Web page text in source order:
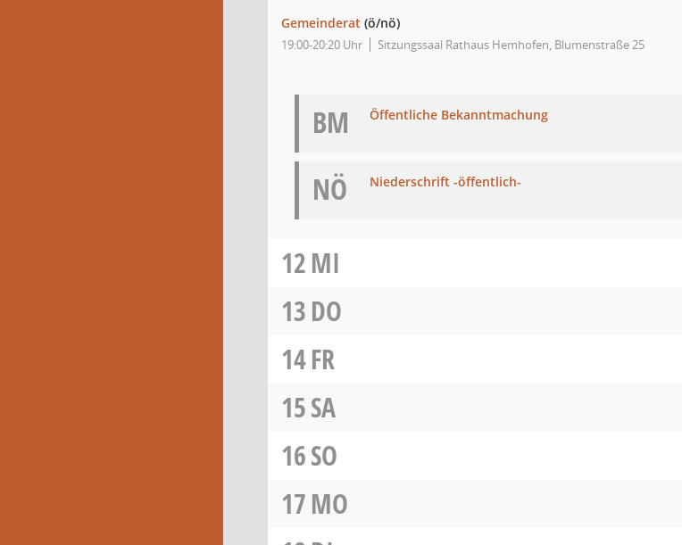
Gemeinderat (ö/nö)
19:00-20:20 Uhr Sitzungssaal Rathaus Hemhofen, Blumenstraße 25
BM Öffentliche Bekanntmachung
NÖ Niederschrift -öffentlich-
12MI
13DO
14FR
15SA
16SO
17MO